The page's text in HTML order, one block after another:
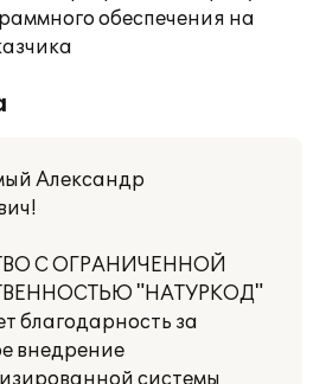
обеспечения на
Александр
С ОГРАНИЧЕННОЙ
"НАТУРКОД"
благодарность за
внедрение
системы